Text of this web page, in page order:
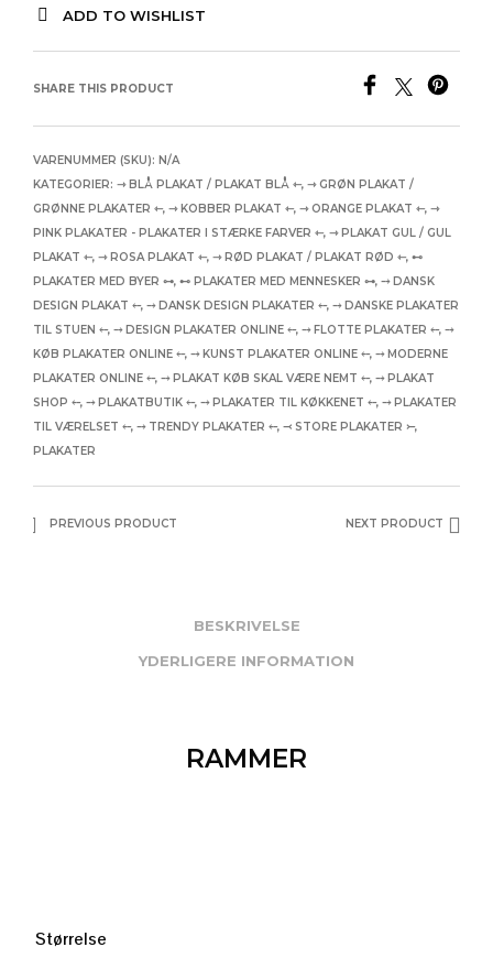
ADD TO WISHLIST
SHARE THIS PRODUCT
VARENUMMER (SKU): N/A
KATEGORIER: ⇾ BLÅ PLAKAT / PLAKAT BLÅ ⇽, ⇾ GRØN PLAKAT /
GRØNNE PLAKATER ⇽, ⇾ KOBBER PLAKAT ⇽, ⇾ ORANGE PLAKAT ⇽, ⇾
PINK PLAKATER - PLAKATER I STÆRKE FARVER ⇽, ⇾ PLAKAT GUL / GUL
PLAKAT ⇽, ⇾ ROSA PLAKAT ⇽, ⇾ RØD PLAKAT / PLAKAT RØD ⇽, ⊷
PLAKATER MED BYER ⊶, ⊷ PLAKATER MED MENNESKER ⊶, ⤍ DANSK
DESIGN PLAKAT ⤌, ⤍ DANSK DESIGN PLAKATER ⤌, ⤍ DANSKE PLAKATER
TIL STUEN ⤌, ⤍ DESIGN PLAKATER ONLINE ⤌, ⤍ FLOTTE PLAKATER ⤌, ⤍
KØB PLAKATER ONLINE ⤌, ⤍ KUNST PLAKATER ONLINE ⤌, ⤍ MODERNE
PLAKATER ONLINE ⤌, ⤍ PLAKAT KØB SKAL VÆRE NEMT ⤌, ⤍ PLAKAT
SHOP ⤌, ⤍ PLAKATBUTIK ⤌, ⤍ PLAKATER TIL KØKKENET ⤌, ⤍ PLAKATER
TIL VÆRELSET ⤌, ⤍ TRENDY PLAKATER ⤌, ⤙ STORE PLAKATER ⤚,
PLAKATER
PREVIOUS PRODUCT NEXT PRODUCT
BESKRIVELSE
YDERLIGERE INFORMATION
RAMMER
Størrelse